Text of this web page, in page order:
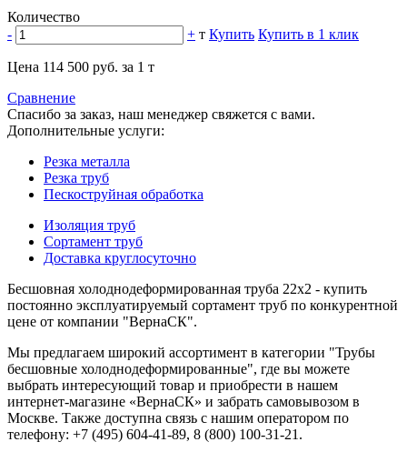
Количество
-
+ т Купить Купить в 1 клик
Цена 114 500 руб. за 1 т
Сравнение
Спасибо за заказ, наш менеджер свяжется с вами.
Дополнительные услуги:
Резка металла
Резка труб
Пескоструйная обработка
Изоляция труб
Сортамент труб
Доставка круглосуточно
Бесшовная холоднодеформированная труба 22х2 - купить
постоянно эксплуатируемый сортамент труб по конкурентной
цене от компании "ВернаСК".
Мы предлагаем широкий ассортимент в категории "Трубы
бесшовные холоднодеформированные", где вы можете
выбрать интересующий товар и приобрести в нашем
интернет-магазине «ВернаСК» и забрать самовывозом в
Москве. Также доступна связь с нашим оператором по
телефону: +7 (495) 604-41-89, 8 (800) 100-31-21.